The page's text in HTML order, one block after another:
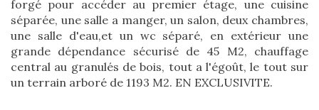
forgé pour accéder au premier étage, une cuisine
séparée, une salle a manger, un salon, deux chambres,
une salle d'eau,et un wc séparé, en extérieur une
grande dépendance sécurisé de 45 M2, chauffage
central au granulés de bois, tout a l'égoût, le tout sur
un terrain arboré de 1193 M2. EN EXCLUSIVITE.